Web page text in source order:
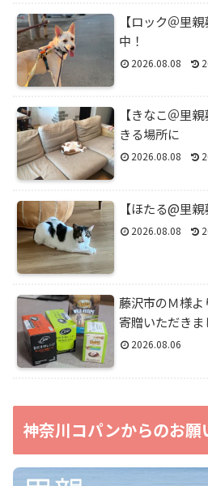
【ロック＠里
中！
2026.08.08
【きなこ＠里
きる場所に
2026.08.08
【ほたる@里
2026.08.08
藤沢市のＭ様
寄贈いただきま
2026.08.06
神奈川コパンからのお願